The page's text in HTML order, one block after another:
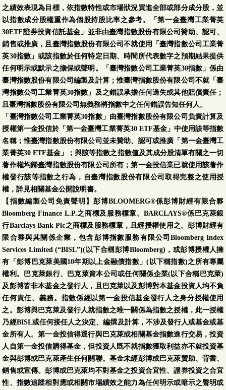
之績效表現為目標，依指數特性或市場狀況買進全部或部分成分股，並
以指數成分股權重作為個股持股比率之參考。「第一金臺灣工業菁英
30ETF證券投資信託基金」並非由臺灣指數股份有限公司贊助、認可、
銷售或推廣，且臺灣指數股份有限公司不就使用「臺灣指數公司工業菁
英30指數」或該指數於任何特定日期、時間所代表數字之預期結果提供
任何明示或默示之擔保或聲明。「臺灣指數公司工業菁英30指數」係由
臺灣指數股份有限公司編製及計算；惟臺灣指數股份有限公司不就「臺
灣指數公司工業菁英30指數」及之錯誤承擔任何過失或其他賠償責任；
且臺灣指數股份有限公司無義務將指數中之任何錯誤告知任何人。
「臺灣指數公司工業菁英30指數」由臺灣指數股份有限公司負責計算及
授權第一金投信於「第一金臺灣工業菁英30 ETF基金」中使用該等指數
名稱；惟臺灣指數股份有限公司並未贊助、認可或推廣「第一金臺灣工
業菁英30 ETF基金」；與該等指數之指數值及其成分股清單有關之一切
著作權均歸臺灣指數股份有限公司所有；第一金投信業已就使用該著作
權發行該等指數之行為，自臺灣指數股份有限公司取得完整之使用授
權，詳見相關基金公開說明書。
【指數編製公司免責聲明】彭博BLOOMERG®係彭博財經有限合夥
Bloomberg Finance L.P.之商標及服務標章。BARCLAYS®係巴克萊銀
行Barclays Bank Plc之商標及服務標章，且經授權使用之。彭博財經有
限合夥與其關係企業，包含彭博指數服務有限公司Bloomberg Index
Services Limited (“BISL”)(以下合稱彭博Bloomberg)，或彭博授權人擁
有「彭博巴克萊美國10年期以上金融債指數」(以下稱指數)之所有專屬
權利。巴克萊銀行、巴克萊資本公司或任何關係企業(以下合稱巴克萊)
及彭博皆非本基金之發行人，且巴克萊以及彭博對本基金投資人均不負
任何責任、義務。指數係經以第一金投信基金發行人之身分授權使用
之。彭博與巴克萊及發行人就指數之唯一關係為指數之授權，此一授權
乃經BISL或任何接任人之決定、編撰及計算，不涉及發行人或基金或基
金所有人。第一金投信得逕行與巴克萊或相關基金指數進行交易，投資
人自第一金投信購得基金，但投資人既不就指數獲取利益亦不就投資基
金與彭博或巴克萊產生任何關聯。基金未經彭博或巴克萊贊助、背書、
銷售或宣傳。彭博或巴克萊均不對基金之投資合宜性、證券投資之合宜
性、指數追蹤相對應或相關市場績效之能力為任何明示或暗示之聲明或